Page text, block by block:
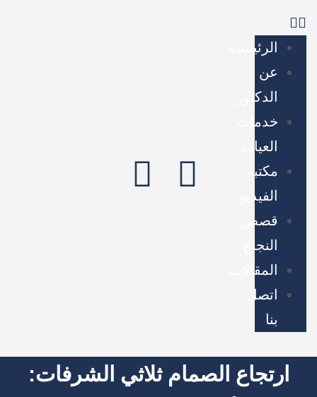
الرئيسية
عن
الدكتور
خدمات
العيادة
مكتبة
الفيديو
قصص
النجاح
المقالات
اتصل
بنا
ارتجاع الصمام ثلاثي الشرفات: